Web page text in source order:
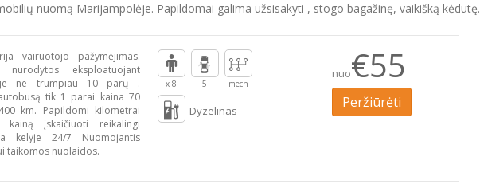
nuomą Marijampolėje. Papildomai galima užsisakyti , stogo bagažinę, vaikišką kėdutę.
vairuotojo pažymėjimas.
eksploatuojant
ne trumpiau 10 parų .
tik 1 parai kaina 70
km. Papildomi kilometrai
įskaičiuoti reikalingi
kelyje 24/7 Nuomojantis
taikomos nuolaidos.
x 8 5 mech
Dyzelinas
nuo€55
Peržiūrėti